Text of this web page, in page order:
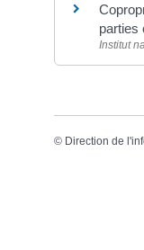
parties
Institut
© Direction de